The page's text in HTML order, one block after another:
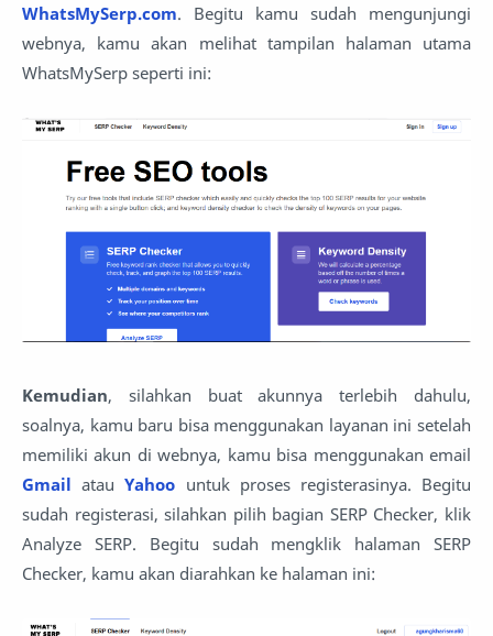
WhatsMySerp.com. Begitu kamu sudah mengunjungi
webnya, kamu akan melihat tampilan halaman utama
WhatsMySerp seperti ini:
Kemudian, silahkan buat akunnya terlebih dahulu,
soalnya, kamu baru bisa menggunakan layanan ini setelah
memiliki akun di webnya, kamu bisa menggunakan email
Gmail atauYahoo untuk proses registerasinya. Begitu
sudah registerasi, silahkan pilih bagian SERP Checker, klik
Analyze SERP. Begitu sudah mengklik halaman SERP
Checker, kamu akan diarahkan ke halaman ini: